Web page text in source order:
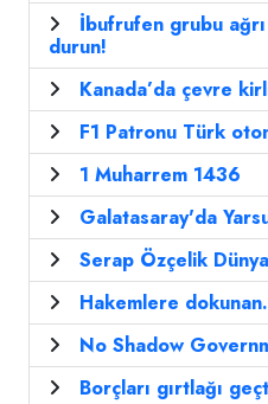
İbufrufen grubu
durun!
Kanada’da çevre
F1 Patronu Türk
1 Muharrem 1436
Galatasaray'da
Serap Özçelik
Hakemlere
No Shadow
Borçları gırtlağı